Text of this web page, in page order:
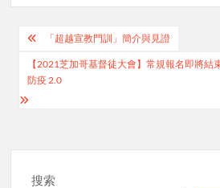
Post
navigation
「超越宣教門訓」簡介與見證
【2021芝加哥基督徒大會】常規報名即將結
防疫 2.0
搜索